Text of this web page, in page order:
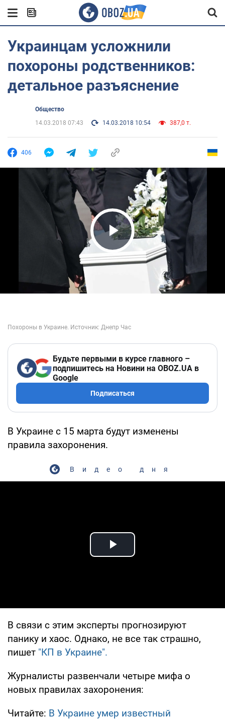
Украинцам усложнили
похороны родственников:
детальное разъяснение
Общество
14.03.2018 07:43
14.03.2018 10:54 387,0 т.
406
Play Video
Будьте первыми в курсе главного –
подпишитесь на Новини на OBOZ.UA в
Google
Подписаться
В Украине с 15 марта будут изменены
правила захоронения.
Видео дня
Play Video
В связи с этим эксперты прогнозируют
панику и хаос. Однако, не все так страшно,
пишет "КП в Украине".
Журналисты развенчали четыре мифа о
новых правилах захоронения:
Читайте: В Украине умер известный